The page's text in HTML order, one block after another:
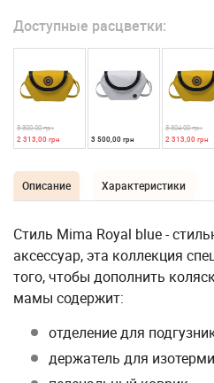
Доступные расцветки:
3 300,00 грн
2 313,00 грн
3 500,00 грн
3 304,00 грн
2 313,00 грн
Описание Характеристики
Стиль Mima Royal blue -
аксессуар, эта коллекция
того, чтобы дополнить
мамы содержит:
отделение для
держатель для